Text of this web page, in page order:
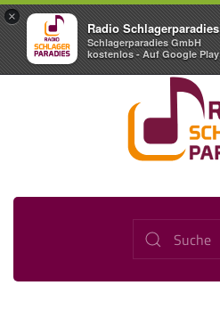
×
Radio Schlagerparadies
Schlagerparadies GmbH
kostenlos - Auf Google Play